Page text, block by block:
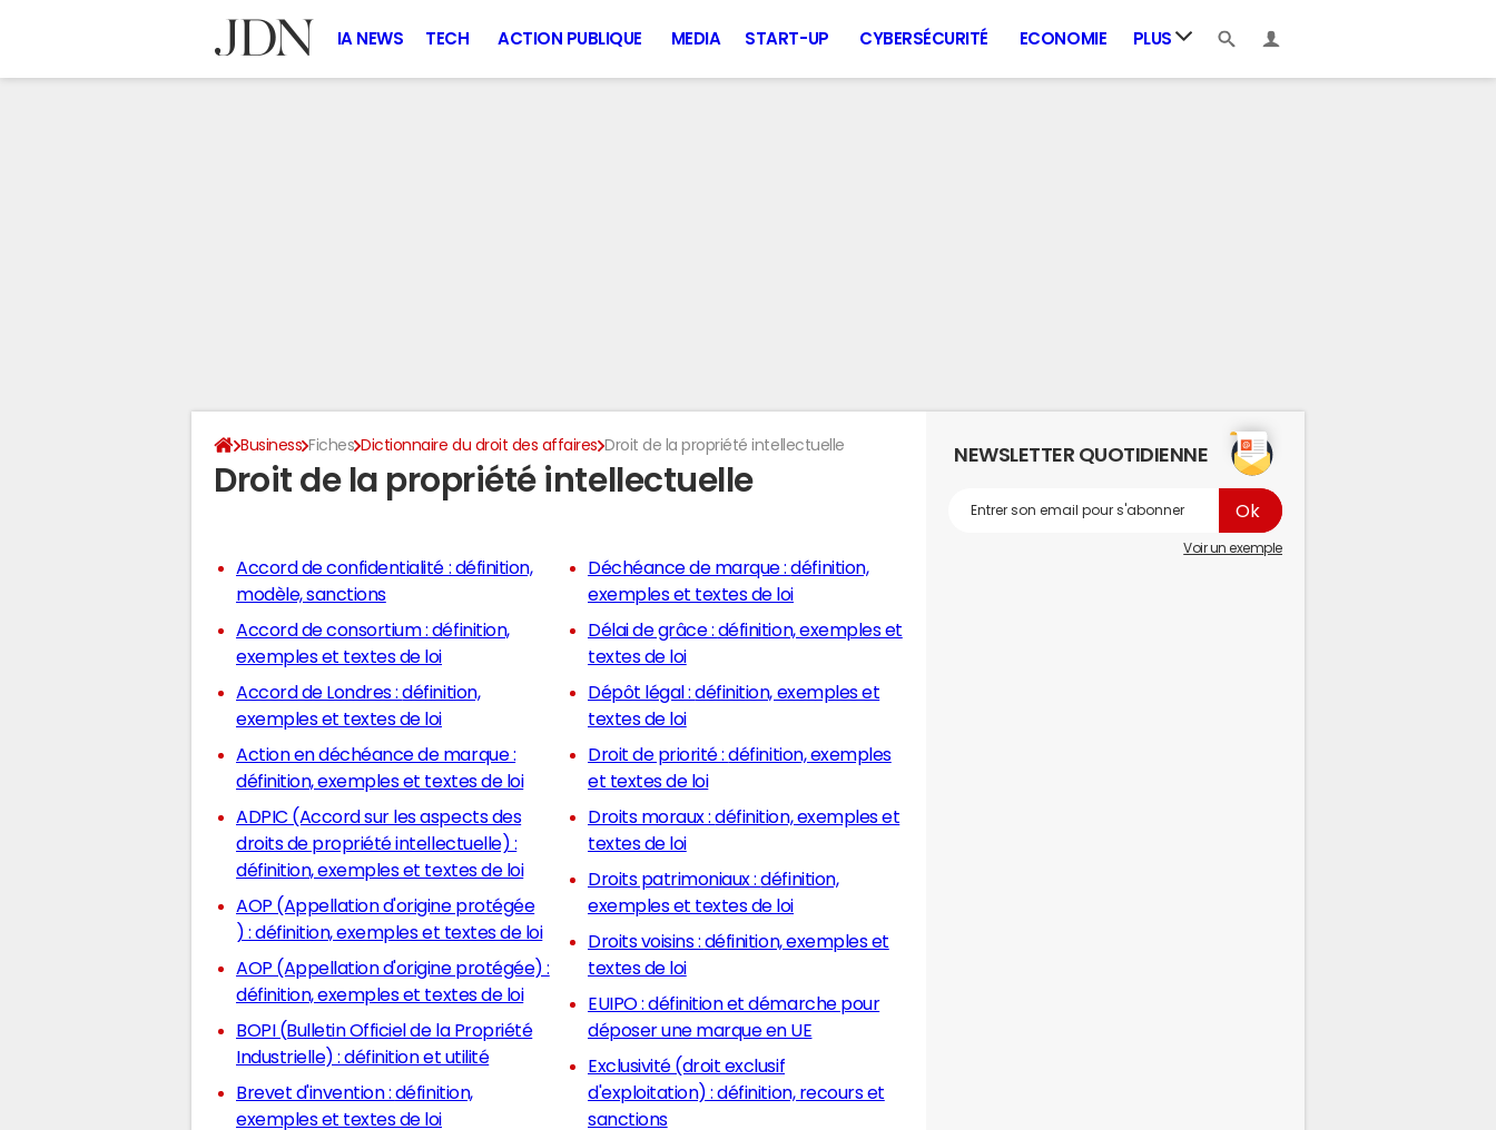
IA NEWS TECH ACTION PUBLIQUE MEDIA START-UP CYBERSÉCURITÉ ECONOMIE PLUS
Business Fiches Dictionnaire du droit des affaires Droit de la propriété intellectuelle
Droit de la propriété intellectuelle
Accord de confidentialité : définition,
modèle, sanctions
Accord de consortium : définition,
exemples et textes de loi
Accord de Londres : définition,
exemples et textes de loi
Action en déchéance de marque :
définition, exemples et textes de loi
ADPIC (Accord sur les aspects des
droits de propriété intellectuelle) :
définition, exemples et textes de loi
AOP (Appellation d'origine protégée
) : définition, exemples et textes de loi
AOP (Appellation d'origine protégée) :
définition, exemples et textes de loi
BOPI (Bulletin Officiel de la Propriété
Industrielle) : définition et utilité
Brevet d'invention : définition,
exemples et textes de loi
Déchéance de marque : définition,
exemples et textes de loi
Délai de grâce : définition, exemples et
textes de loi
Dépôt légal : définition, exemples et
textes de loi
Droit de priorité : définition, exemples
et textes de loi
Droits moraux : définition, exemples et
textes de loi
Droits patrimoniaux : définition,
exemples et textes de loi
Droits voisins : définition, exemples et
textes de loi
EUIPO : définition et démarche pour
déposer une marque en UE
Exclusivité (droit exclusif
d'exploitation) : définition, recours et
sanctions
NEWSLETTER QUOTIDIENNE
Voir un exemple